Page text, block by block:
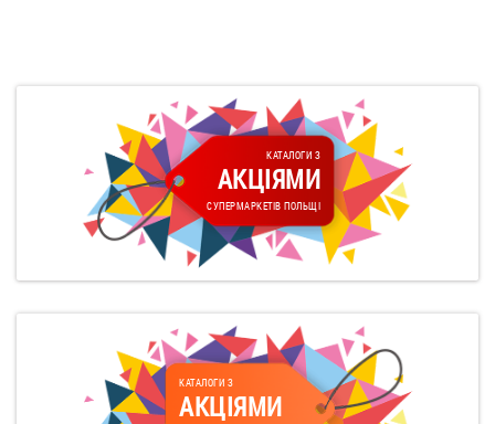
КАТАЛОГИ З
АКЦІЯМИ
СУПЕРМАРКЕТІВ ПОЛЬЩІ
КАТАЛОГИ З
АКЦІЯМИ